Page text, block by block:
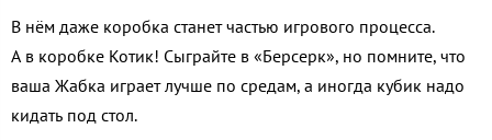
В нём даже коробка станет частью игрового процесса.
А в коробке Котик! Сыграйте в «Берсерк», но помните, что
ваша Жабка играет лучше по средам, а иногда кубик надо
кидать под стол.